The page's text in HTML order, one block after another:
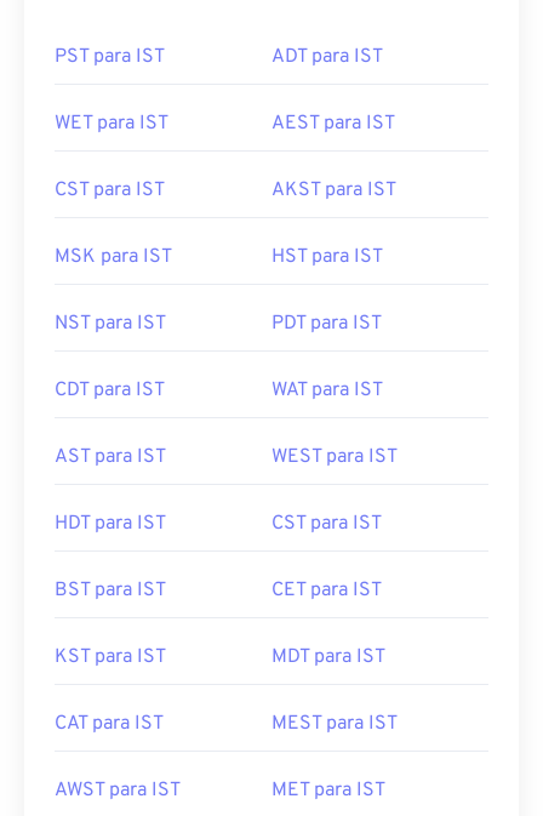
PST para IST ADT para IST
WET para IST AEST para IST
CST para IST AKST para IST
MSK para IST HST para IST
NST para IST PDT para IST
CDT para IST WAT para IST
AST para IST WEST para IST
HDT para IST CST para IST
BST para IST CET para IST
KST para IST MDT para IST
CAT para IST MEST para IST
AWST para IST MET para IST